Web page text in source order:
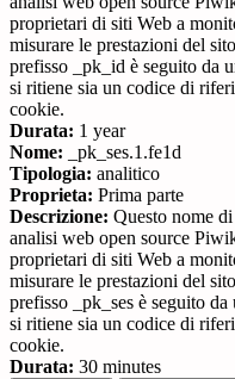
proprietari di siti Web a
misurare le prestazioni del
prefisso _pk_id è seguito da
si ritiene sia un codice di
cookie.
Durata: 1 year
Nome: _pk_ses.1.fe1d
Tipologia: analitico
Proprieta: Prima parte
Descrizione: Questo nome
analisi web open source
proprietari di siti Web a
misurare le prestazioni del
prefisso _pk_ses è seguito
si ritiene sia un codice di
cookie.
Durata: 30 minutes